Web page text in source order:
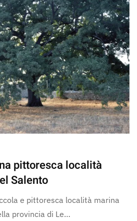
pittoresca località
Salento
e pittoresca località marina
provincia di Le…